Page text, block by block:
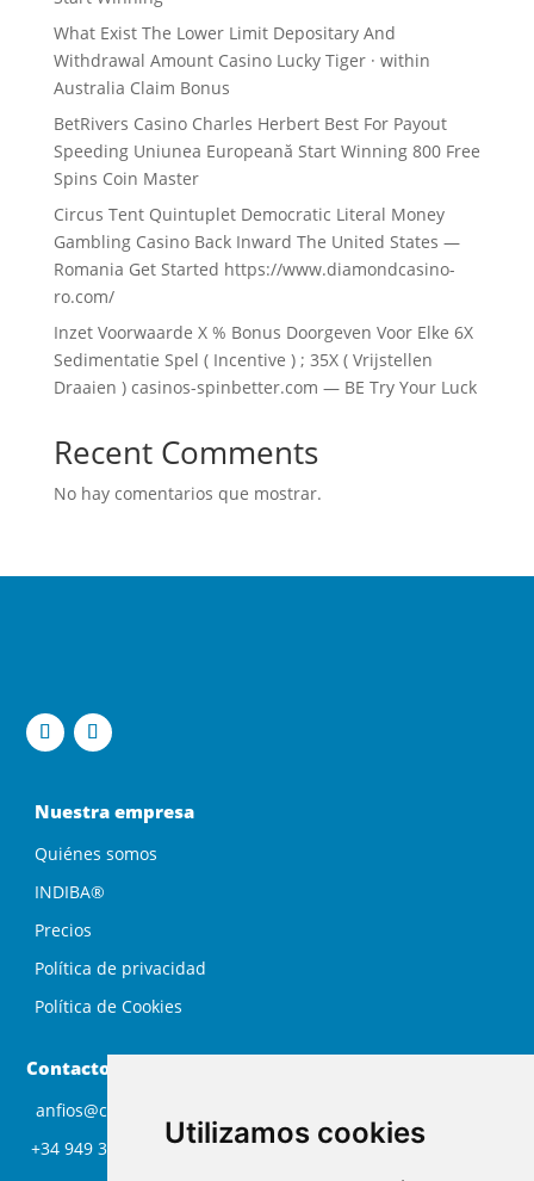
Utilizamos cookies
What Exist The Lower Limit Depositary And
Withdrawal Amount Casino Lucky Tiger · within
Australia Claim Bonus
BetRivers Casino Charles Herbert Best For Payout
Speeding Uniunea Europeană Start Winning 800 Free
Spins Coin Master
Circus Tent Quintuplet Democratic Literal Money
Gambling Casino Back Inward The United States —
Romania Get Started https://www.diamondcasino-
ro.com/
Inzet Voorwaarde X % Bonus Doorgeven Voor Elke 6X
Sedimentatie Spel ( Incentive ) ; 35X ( Vrijstellen
Draaien ) casinos-spinbetter.com — BE Try Your Luck
Recent Comments
No hay comentarios que mostrar.
Nuestra empresa
Quiénes somos
INDIBA®
Precios
Política de privacidad
Política de Cookies
Contacto
anfios@clinicaanfios.com
+34 949 33 63 14